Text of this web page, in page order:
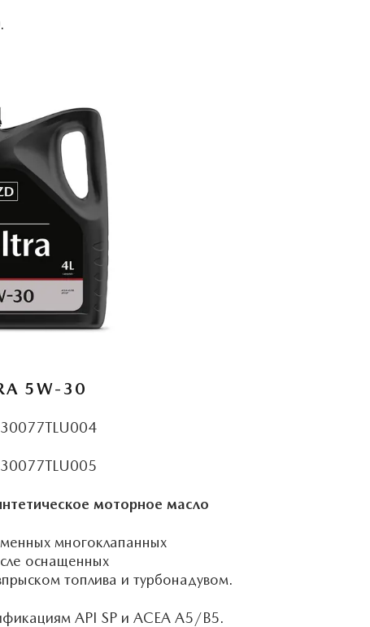
5W-30
моторное масло
многоклапанных
оснащенных
топлива и турбонадувом.
API SP и ACEA A5/B5.